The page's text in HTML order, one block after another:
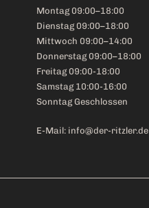
Montag 09:00–18:00
Dienstag 09:00–18:00
Mittwoch 09:00–14:00
Donnerstag 09:00–18:00
Freitag 09:00-18:00
Samstag 10:00-16:00
Sonntag Geschlossen
E-Mail: info@der-ritzler.de